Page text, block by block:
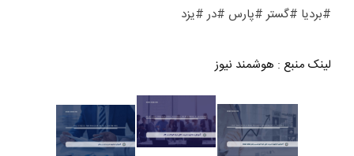
#بردیا #گستر #پارس #در #یزد
لینک منبع : هوشمند نیوز